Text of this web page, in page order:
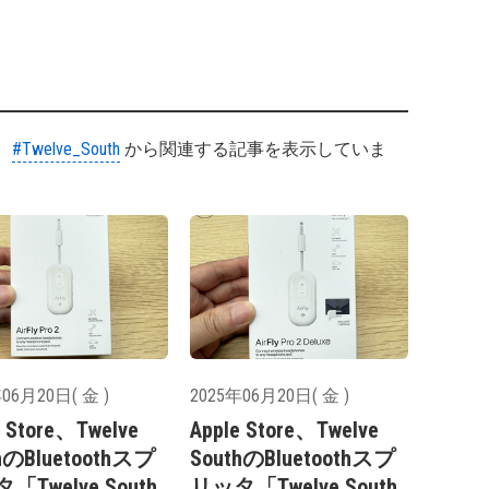
#Twelve_South から関連する記事を表示していま
月20日( 金 )
Store、Twelve
Bluetoothスプ
2025年06月20日( 金 )
Apple Store、Twelve
SouthのBluetoothスプ